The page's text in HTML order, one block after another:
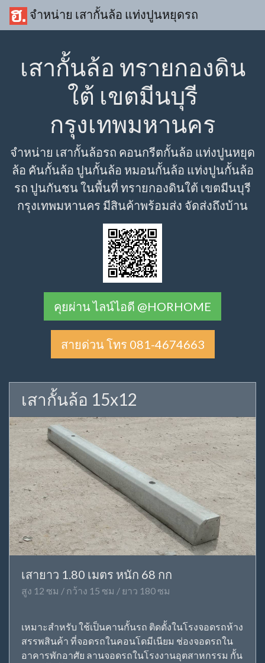
จำหน่าย เสากั้นล้อ แท่งปูนหยุดรถ
เสากั้นล้อ ทรายกองดิน
ใต้ เขตมีนบุรี
กรุงเทพมหานคร
จำหน่าย เสากั้นล้อรถ คอนกรีตกั้นล้อ แท่งปูนหยุด
ล้อ คันกั้นล้อ ปูนกั้นล้อ หมอนกั้นล้อ แท่งปูนกั้นล้อ
รถ ปูนกันชน ในพื้นที่ ทรายกองดินใต้ เขตมีนบุรี
กรุงเทพมหานคร มีสินค้าพร้อมส่ง จัดส่งถึงบ้าน
คุยผ่าน ไลน์ไอดี @HORHOME
สายด่วน โทร 081-4674663
เสากั้นล้อ 15x12
เสายาว 1.80 เมตร หนัก 68 กก
สูง 12 ซม / กว้าง 15 ซม / ยาว 180 ซม
เหมาะสำหรับ ใช้เป็นคานกั้นรถ ติดตั้งในโรงจอดรถห้าง
สรรพสินค้า ที่จอดรถในคอนโดมีเนียม ช่องจอดรถใน
อาคารพักอาศัย ลานจอดรถในโรงงานอุตสาหกรรม กั้น